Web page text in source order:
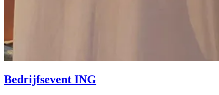
Bedrijfsevent ING